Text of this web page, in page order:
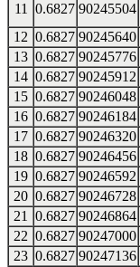
11
0.6827 90245504
12 0.6827 90245640
13 0.6827 90245776
14 0.6827 90245912
15 0.6827 90246048
16 0.6827 90246184
17 0.6827 90246320
18 0.6827 90246456
19 0.6827 90246592
20 0.6827 90246728
21
0.6827 90246864
22 0.6827 90247000
23 0.6827 90247136